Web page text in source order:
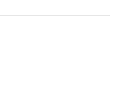
được thị trường trong nước